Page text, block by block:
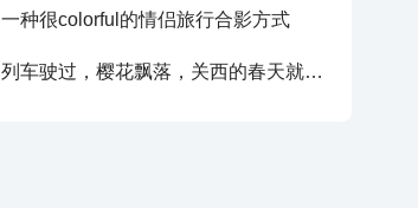
一种很colorful的情侣旅行合影方式
列车驶过，樱花飘落，关西的春天就要结束了